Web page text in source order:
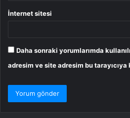
İnternet sitesi
Daha sonraki yorumlarımda
adresim ve site adresim bu